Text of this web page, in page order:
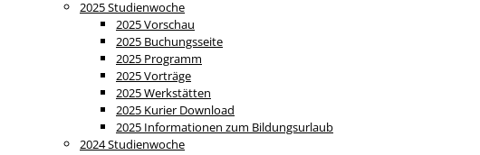
2025 Studienwoche
2025 Vorschau
2025 Buchungsseite
2025 Programm
2025 Vorträge
2025 Werkstätten
2025 Kurier Download
2025 Informationen zum Bildungsurlaub
2024 Studienwoche